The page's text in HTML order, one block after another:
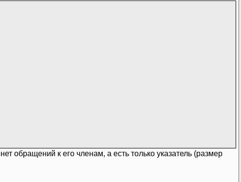
обращений к его членам, а есть только указатель (размер